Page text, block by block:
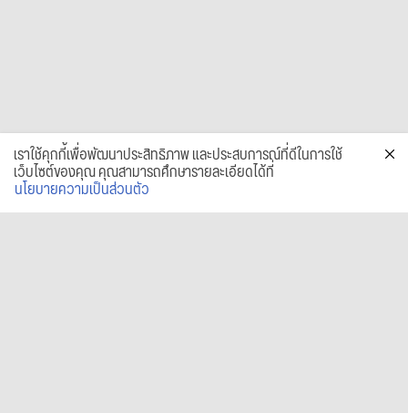
เราใช้คุกกี้เพื่อพัฒนาประสิทธิภาพ และประสบการณ์ที่ดีในการใช้
เว็บไซต์ของคุณ คุณสามารถศึกษารายละเอียดได้ที่
นโยบายความเป็นส่วนตัว